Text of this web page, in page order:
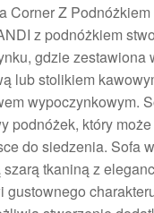
Corner Z
z podnóżkiem
gdzie zestawiona
lub stolikiem
wypoczynkowym.
podnóżek, który
do siedzenia. Sofa
tkaniną z
gustownego